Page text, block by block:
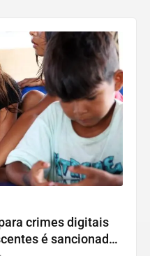
crimes digitais
é sancionada